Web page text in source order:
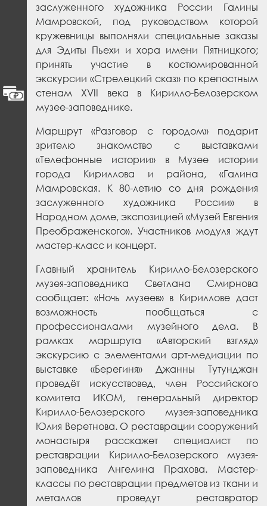
заслуженного художника России Галины
Мамровской, под руководством которой
кружевницы выполняли специальные заказы
для Эдиты Пьехи и хора имени Пятницкого;
принять участие в костюмированной
экскурсии «Стрелецкий сказ» по крепостным
стенам XVII века в Кирилло-Белозерском
музее-заповеднике.
Маршрут «Разговор с городом» подарит
зрителю знакомство с выставками
«Телефонные истории» в Музее истории
города Кириллова и района, «Галина
Мамровская. К 80-летию со дня рождения
заслуженного художника России» в
Народном доме, экспозицией «Музей Евгения
Преображенского». Участников модуля ждут
мастер-класс и концерт.
Главный хранитель Кирилло-Белозерского
музея-заповедника Светлана Смирнова
сообщает: «Ночь музеев» в Кириллове даст
возможность пообщаться с
профессионалами музейного дела. В
рамках маршрута «Авторский взгляд»
экскурсию с элементами арт-медиации по
выставке «Берегиня» Джанны Тутунджан
проведёт искусствовед, член Российского
комитета ИКОМ, генеральный директор
Кирилло-Белозерского музея-заповедника
Юлия Веретнова. О реставрации сооружений
монастыря расскажет специалист по
реставрации Кирилло-Белозерского музея-
заповедника Ангелина Прахова. Мастер-
классы по реставрации предметов из ткани и
металлов проведут реставратор